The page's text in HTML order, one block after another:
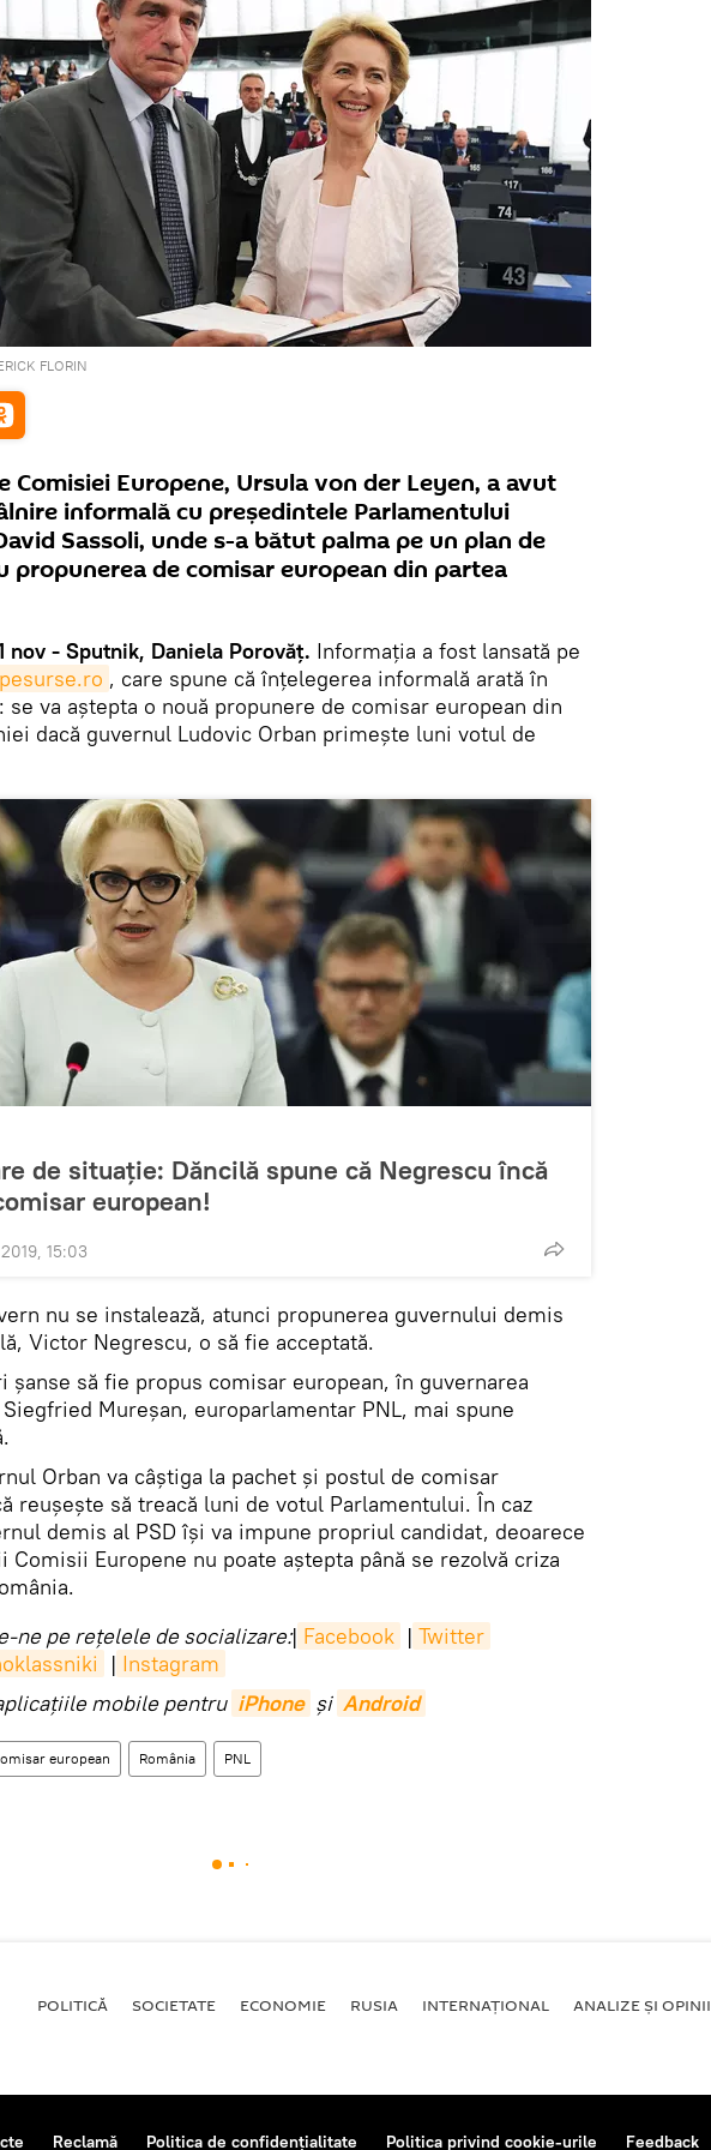
FLORIN
Comisiei Europene, Ursula von der Leyen, a avut
informală cu preşedintele Parlamentului
Sassoli, unde s-a bătut palma pe un plan de
propunerea de comisar european din partea
nov - Sputnik, Daniela Porovăț. Informația a fost lansată pe
, care spune că înțelegerea informală arată în
va aștepta o nouă propunere de comisar european din
dacă guvernul Ludovic Orban primește luni votul de
de situație: Dăncilă spune că Negrescu încă
european!
15:03
nu se instalează, atunci propunerea guvernului demis
Victor Negrescu, o să fie acceptată.
șanse să fie propus comisar european, în guvernarea
Mureșan, europarlamentar PNL, mai spune
Orban va câștiga la pachet și postul de comisar
reușește să treacă luni de votul Parlamentului. În caz
demis al PSD își va impune propriul candidat, deoarece
Comisii Europene nu poate aștepta până se rezolvă criza
ne pe rețelele de socializare:| Facebook | Twitter
| Instagram
mobile pentru iPhone și Android
european România PNL
POLITICĂ SOCIETATE ECONOMIE RUSIA INTERNAŢIONAL ANALIZE ȘI OPINII
Reclamă Politica de confidențialitate Politica privind cookie-urile Feedback